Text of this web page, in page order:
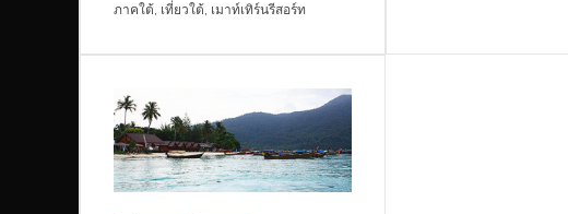
ภาคใต้, เที่ยวใต้, เมาท์เทิร์นรีสอร์ท